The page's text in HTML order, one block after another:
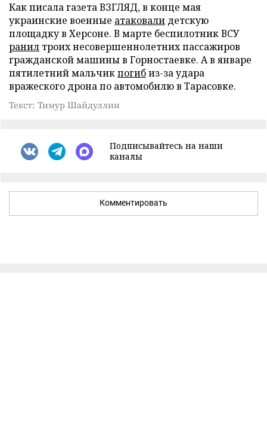
Как писала газета ВЗГЛЯД, в конце мая
украинские военные атаковали детскую
площадку в Херсоне. В марте беспилотник ВСУ
ранил троих несовершеннолетних пассажиров
гражданской машины в Горностаевке. А в январе
пятилетний мальчикпогибиз-за удара
вражеского дрона по автомобилю в Тарасовке.
Текст: Тимур Шайдуллин
Подписывайтесь на наши
каналы
Комментировать